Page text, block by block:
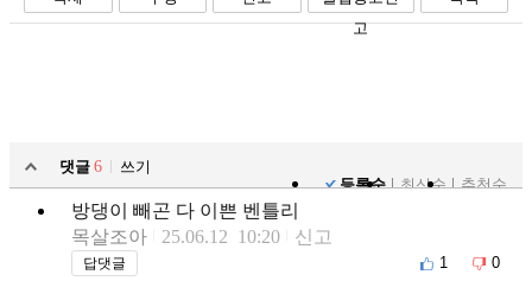
고
댓글 6
쓰기
등록순
최신순 추천순
방댕이 빼곤 다 이쁜 벤틀리
목살조아
25.06.12 10:20 신고
답댓글 1 0